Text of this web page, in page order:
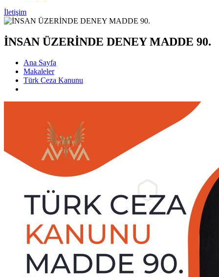
İletişim
İNSAN ÜZERİNDE DENEY MADDE 90.
Ana Sayfa
Makaleler
Türk Ceza Kanunu